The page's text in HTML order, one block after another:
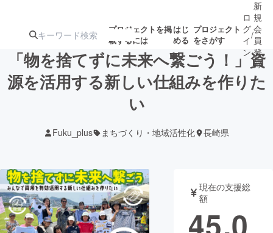
プロジェクトを掲
載するには
はじ
める
プロジェクト
をさがす
注目の新着プロ
テクノロジー・ガジェット
映像・映画 書籍・雑誌
ロ
グ
イ
ン
/
新
規
会
員
登
録
「物を捨てずに未来へ繋ごう！」資
源を活用する新しい仕組みを作りた
い
Fuku_plus まちづくり・地域活性化 長崎県
現在の支援総
額